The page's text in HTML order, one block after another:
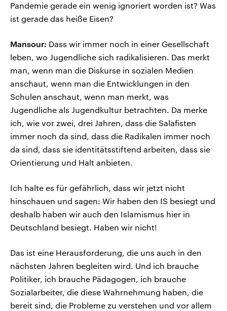
Pandemie gerade ein wenig ignoriert worden ist? Was
ist gerade das heiße Eisen?
Mansour: Dass wir immer noch in einer Gesellschaft
leben, wo Jugendliche sich radikalisieren. Das merkt
man, wenn man die Diskurse in sozialen Medien
anschaut, wenn man die Entwicklungen in den
Schulen anschaut, wenn man merkt, was
Jugendliche als Jugendkultur betrachten. Da merke
ich, wie vor zwei, drei Jahren, dass die Salafisten
immer noch da sind, dass die Radikalen immer noch
da sind, dass sie identitätsstiftend arbeiten, dass sie
Orientierung und Halt anbieten.
Ich halte es für gefährlich, dass wir jetzt nicht
hinschauen und sagen: Wir haben den IS besiegt und
deshalb haben wir auch den Islamismus hier in
Deutschland besiegt. Haben wir nicht!
Das ist eine Herausforderung, die uns auch in den
nächsten Jahren begleiten wird. Und ich brauche
Politiker, ich brauche Pädagogen, ich brauche
Sozialarbeiter, die diese Wahrnehmung haben, die
bereit sind, die Probleme zu verstehen und vor allem